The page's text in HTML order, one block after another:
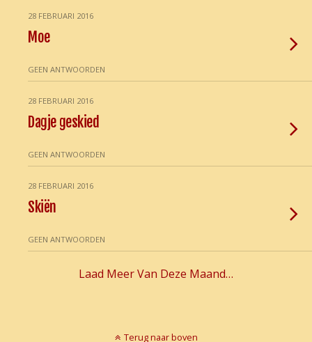
28 FEBRUARI 2016
Moe
GEEN ANTWOORDEN
28 FEBRUARI 2016
Dagje geskied
GEEN ANTWOORDEN
28 FEBRUARI 2016
Skiën
GEEN ANTWOORDEN
Laad Meer Van Deze Maand…
Terug naar boven